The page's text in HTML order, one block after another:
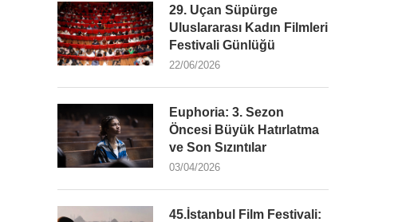
29. Uçan Süpürge
Uluslararası Kadın Filmleri
Festivali Günlüğü
22/06/2026
Euphoria: 3. Sezon
Öncesi Büyük Hatırlatma
ve Son Sızıntılar
03/04/2026
45.İstanbul Film Festivali: